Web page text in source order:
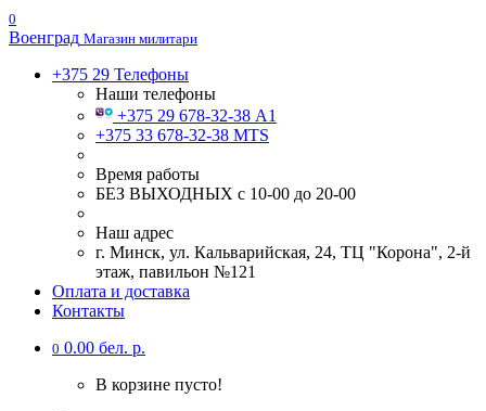
0
Военград Магазин милитари
+375 29 Телефоны
Наши телефоны
+375 29 678-32-38 А1
+375 33 678-32-38 MTS
Время работы
БЕЗ ВЫХОДНЫХ с 10-00 до 20-00
Наш адрес
г. Минск, ул. Кальварийская, 24, ТЦ "Корона", 2-й
этаж, павильон №121
Оплата и доставка
Контакты
0 0.00 бел. р.
В корзине пусто!